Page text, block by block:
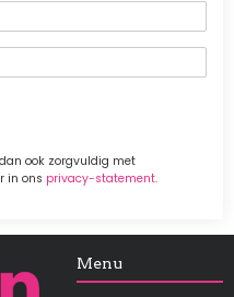
ook zorgvuldig met
in ons privacy-statement.
Menu